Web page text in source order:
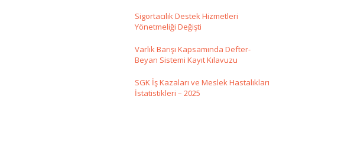
Sigortacılık Destek Hizmetleri
Yönetmeliği Değişti
Varlık Barışı Kapsamında Defter-
Beyan Sistemi Kayıt Kılavuzu
SGK İş Kazaları ve Meslek Hastalıkları
İstatistikleri – 2025